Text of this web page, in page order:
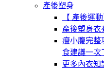
產後塑身
【 產後運
產後塑身衣
瘦小腹完整
食建議一次
更多內衣知